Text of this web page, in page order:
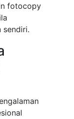
fotocopy
sendiri.